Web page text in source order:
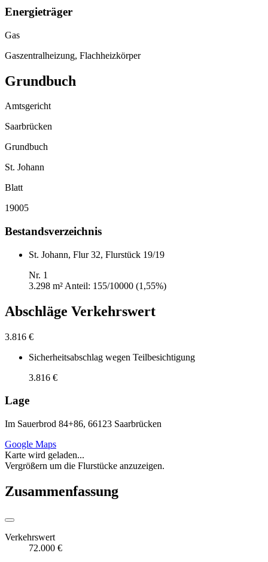
Energieträger
Gas
Gaszentralheizung, Flachheizkörper
Grundbuch
Amtsgericht
Saarbrücken
Grundbuch
St. Johann
Blatt
19005
Bestandsverzeichnis
St. Johann, Flur 32, Flurstück 19/19
Nr. 1
3.298 m² Anteil: 155/10000 (1,55%)
Abschläge Verkehrswert
3.816 €
Sicherheitsabschlag wegen Teilbesichtigung
3.816 €
Lage
Im Sauerbrod 84+86, 66123 Saarbrücken
Google Maps
Karte wird geladen...
Vergrößern um die Flurstücke anzuzeigen.
Zusammenfassung
Verkehrswert
72.000 €